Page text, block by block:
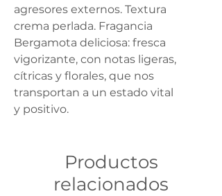
agresores externos. Textura
crema perlada. Fragancia
Bergamota deliciosa: fresca
vigorizante, con notas ligeras,
cítricas y florales, que nos
transportan a un estado vital
y positivo.
Productos
relacionados